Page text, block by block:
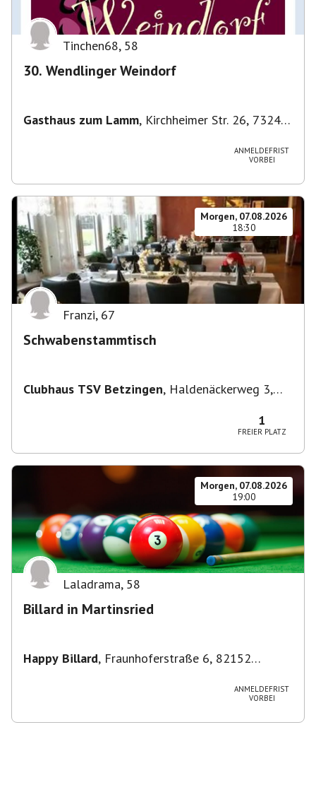
Tinchen68, 58
30. Wendlinger Weindorf
Gasthaus zum Lamm, Kirchheimer Str. 26, 73240
ANMELDEFRIST
VORBEI
Morgen, 07.08.2026
18:30
Franzi, 67
Schwabenstammtisch
Clubhaus TSV Betzingen, Haldenäckerweg 3,
1
FREIER PLATZ
Morgen, 07.08.2026
19:00
Laladrama, 58
Billard in Martinsried
Happy Billard, Fraunhoferstraße 6, 82152
ANMELDEFRIST
VORBEI